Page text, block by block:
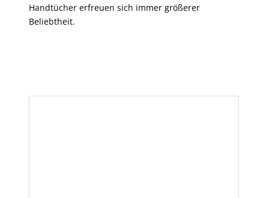
Handtücher erfreuen sich immer größerer
Beliebtheit.